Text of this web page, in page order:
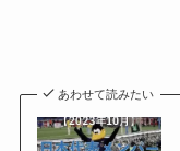
あわせて読みたい